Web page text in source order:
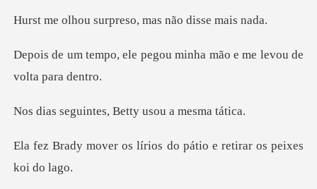
urpreso, mas não
pegou minha mão e me lev
tes, Betty usou
írios do pátio e retirar